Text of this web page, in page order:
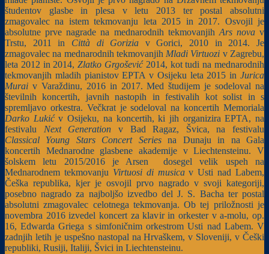
študentov glasbe in plesa v letu 2013 ter postal absolutni
zmagovalec na istem tekmovanju leta 2015 in 2017. Osvojil je
absolutne prve nagrade na mednarodnih tekmovanjih Ars nova v
Trstu, 2011 in Città di Gorizia v Gorici, 2010 in 2014. Je
zmagovalec na mednarodnih tekmovanjih Mladi Virtuozi v Zagrebu,
leta 2012 in 2014,Zlatko Grgošević 2014, kot tudi na mednarodnih
tekmovanjih mladih pianistov EPTA v Osijeku leta 2015 in Jurica
Murai v Varaždinu, 2016 in 2017. Med študijem je sodeloval na
številnih koncertih, javnih nastopih in festivalih kot solist in s
spremljavo orkestra. Večkrat je sodeloval na koncertih Memoriala
Darko Lukićv Osijeku, na koncertih, ki jih organizira EPTA, na
festivalu Next Generation v Bad Ragaz, Švica, na festivalu
Classical Young Stars Concert Seriesna Dunaju in na Gala
koncertih Mednarodne glasbene akademije v Liechtensteinu. V
šolskem letu 2015/2016 je Arsen dosegel velik uspeh na
Mednarodnem tekmovanju Virtuosi di musicav Usti nad Labem,
Češka republika, kjer je osvojil prvo nagrado v svoji kategoriji,
posebno nagrado za najboljšo izvedbo del J. S. Bacha ter postal
absolutni zmagovalec celotnega tekmovanja. Ob tej priložnosti je
novembra 2016 izvedel koncert za klavir in orkester v a-molu, op.
16, Edwarda Griega s simfoničnim orkestrom Usti nad Labem. V
zadnjih letih je uspešno nastopal na Hrvaškem, v Sloveniji, v Češki
republiki, Rusiji, Italiji, Švici in Liechtensteinu.